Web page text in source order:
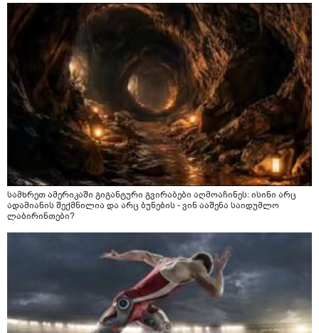
სამხრეთ ამერიკაში გიგანტური გვირაბები აღმოაჩინეს: ისინი არც
ადამიანის შექმნილია და არც ბუნების - ვინ ააშენა საიდუმლო
ლაბირინთები?